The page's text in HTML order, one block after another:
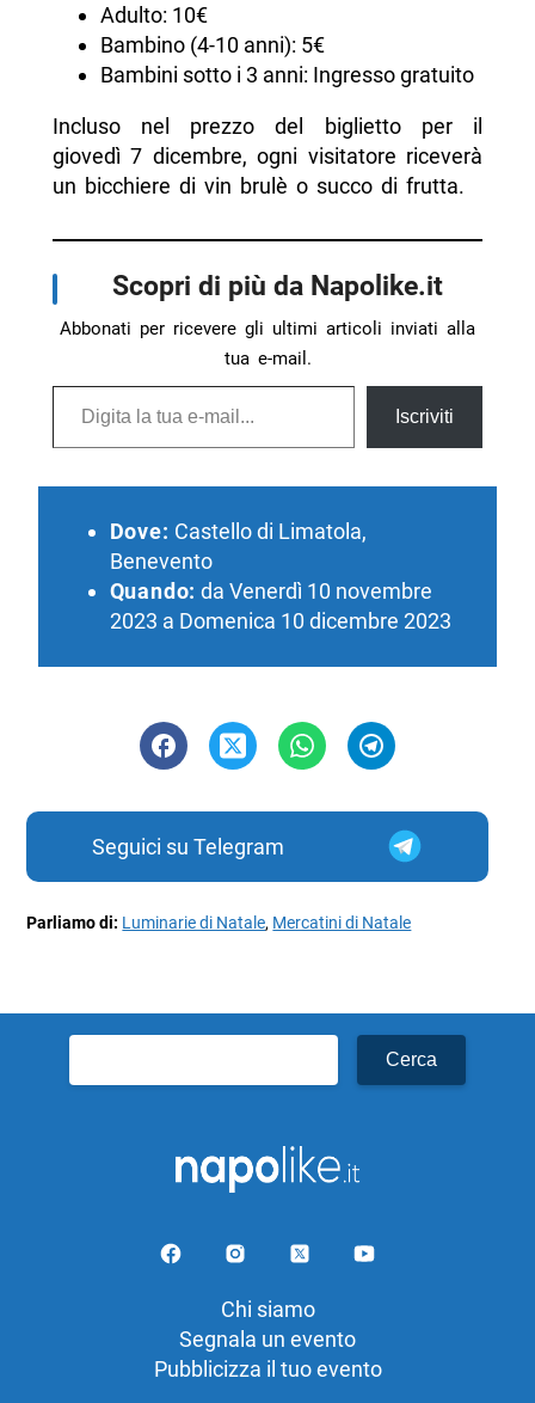
Adulto: 10€
Bambino (4-10 anni): 5€
Bambini sotto i 3 anni: Ingresso gratuito
Incluso nel prezzo del biglietto per il
giovedì 7 dicembre, ogni visitatore riceverà
un bicchiere di vin brulè o succo di frutta.
Scopri di più da Napolike.it
Abbonati per ricevere gli ultimi articoli inviati alla
tua e-mail.
Digita la tua e-mail...
Iscriviti
Dove: Castello di Limatola,
Benevento
Quando: da Venerdì 10 novembre
2023 a Domenica 10 dicembre 2023
Seguici su Telegram
Parliamo di: Luminarie di Natale, Mercatini di Natale
per:
Chi siamo
Segnala un evento
Pubblicizza il tuo evento